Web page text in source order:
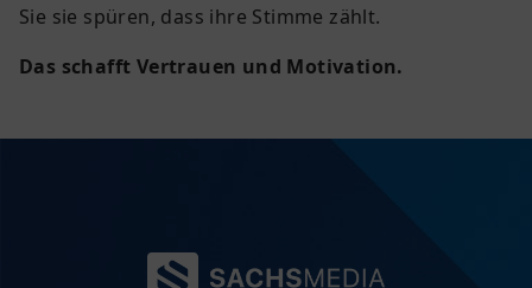
Sie sie spüren, dass ihre Stimme zählt.
Das schafft Vertrauen und Motivation.